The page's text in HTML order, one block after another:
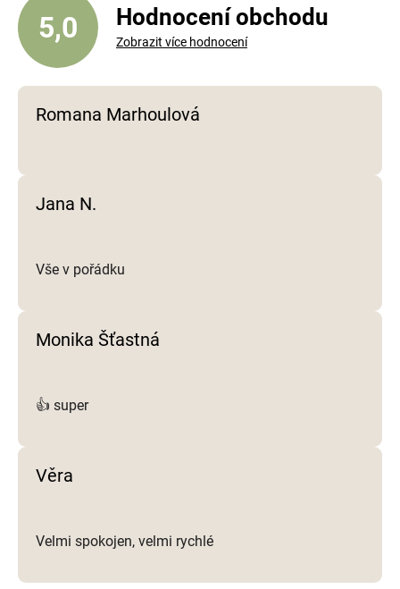
í
p
r
k
y
5,0 Hodnocení obchodu
Zobrazit více hodnocení
Romana Marhoulová
Jana N.
Vše v pořádku
Monika Šťastná
👍 super
Věra
Velmi spokojen, velmi rychlé